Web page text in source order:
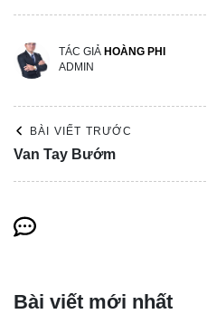
TÁC GIẢ HOÀNG PHI
ADMIN
BÀI VIẾT TRƯỚC
Van Tay Bướm
Bài viết mới nhất